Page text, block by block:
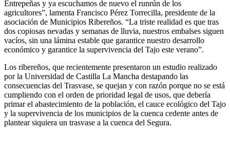
Entrepeñas y ya escuchamos de nuevo el runrún de los
agricultores”, lamenta Francisco Pérez Torrecilla, presidente de la
asociación de Municipios Ribereños. “La triste realidad es que tras
dos copiosas nevadas y semanas de lluvia, nuestros embalses siguen
vacíos, sin una lámina estable que garantice nuestro desarrollo
económico y garantice la supervivencia del Tajo este verano”.
Los ribereños, que recientemente presentaron un estudio realizado
por la Universidad de Castilla La Mancha destapando las
consecuencias del Trasvase, se quejan y con razón porque no se está
cumpliendo con el orden de prioridad legal de usos, que debería
primar el abastecimiento de la población, el cauce ecológico del Tajo
y la supervivencia de los municipios de la cuenca cedente antes de
plantear siquiera un trasvase a la cuenca del Segura.